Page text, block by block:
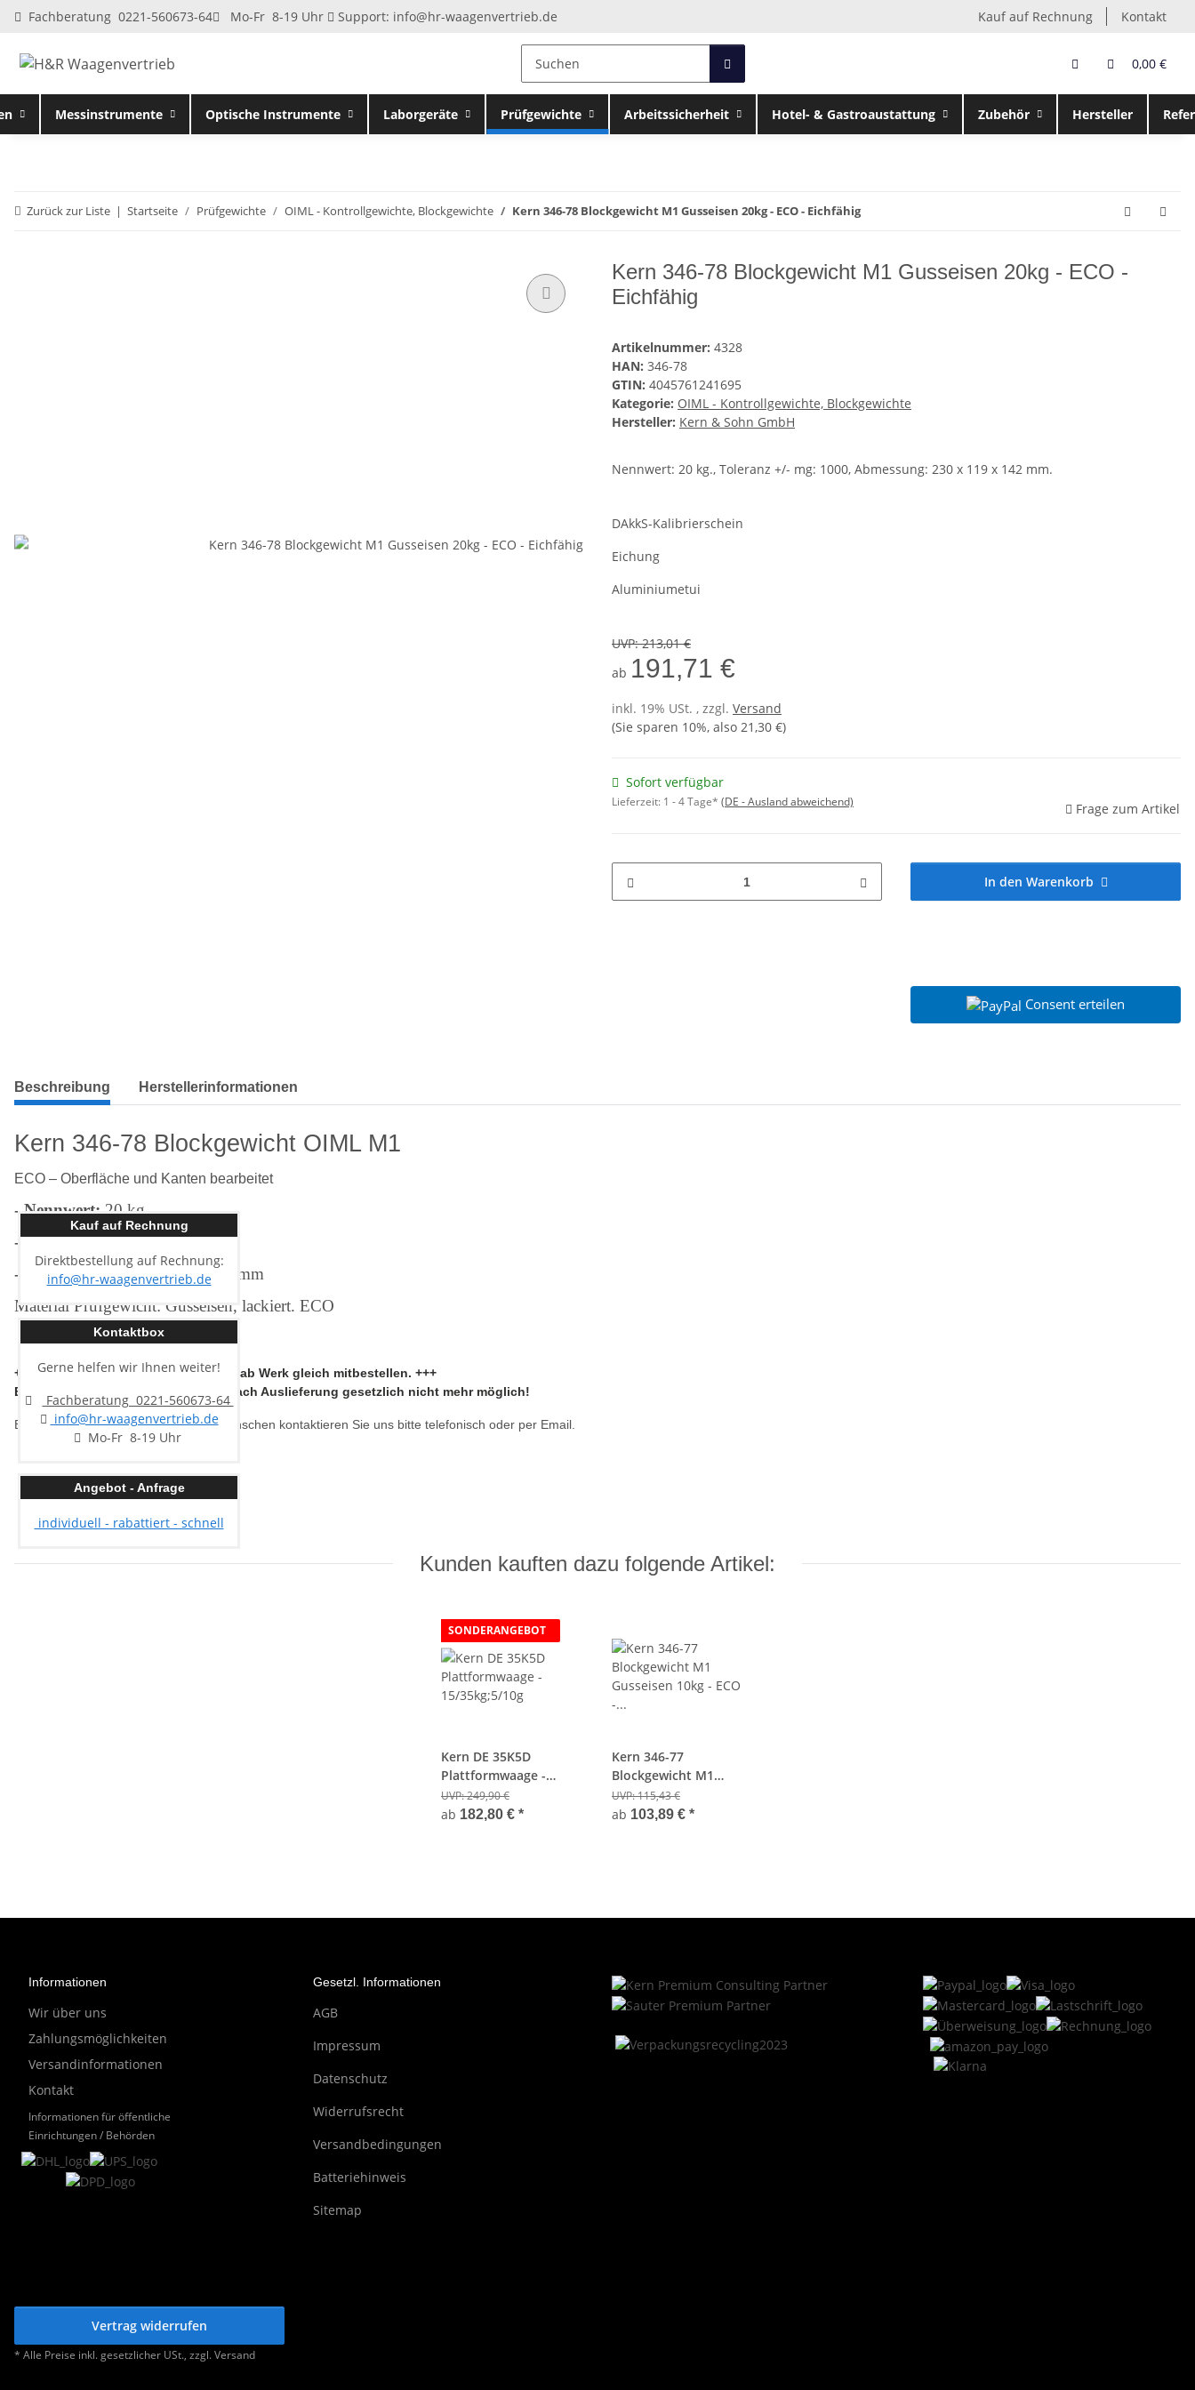
Kauf auf Rechnung Kontakt
Fachberatung 0221-560673-64 Mo-Fr 8-19 Uhr Support: info@hr-waagenvertrieb.de
0,00 €
Messinstrumente Optische Instrumente Laborgeräte Prüfgewichte Arbeitssicherheit Hotel- & Gastroaustattung Zubehör Hersteller
Kontaktbox
Gerne helfen wir Ihnen weiter!
Fachberatung 0221-560673-64
info@hr-waagenvertrieb.de
Mo-Fr 8-19 Uhr
Kauf auf Rechnung
Direktbestellung auf Rechnung:
info@hr-waagenvertrieb.de
Angebot - Anfrage
individuell - rabattiert - schnell
Zurück zur Liste Startseite Prüfgewichte OIML - Kontrollgewichte, Blockgewichte Kern 346-78 Blockgewicht M1 Gusseisen 20kg - ECO - Eichfähig
Kern 346-78 Blockgewicht M1 Gusseisen 20kg - ECO -
Eichfähig
Artikelnummer: 4328
HAN: 346-78
GTIN: 4045761241695
Kategorie: OIML - Kontrollgewichte, Blockgewichte
Hersteller: Kern & Sohn GmbH
Nennwert: 20 kg., Toleranz +/- mg: 1000, Abmessung: 230 x 119 x 142 mm.
DAkkS-Kalibrierschein
Eichung
Aluminiumetui
UVP:213,01 €
ab 191,71 €
inkl. 19% USt. , zzgl. Versand
(Sie sparen 10%, also 21,30 €)
Sofort verfügbar
Lieferzeit: 1 - 4 Tage* (DE - Ausland abweichend) Frage zum Artikel
In den Warenkorb
Consent erteilen
Beschreibung Herstellerinformationen
Kern 346-78 Blockgewicht OIML M1
ECO – Oberfläche und Kanten bearbeitet
- Nennwert:20 kg
- Toleranz +/- mg:1000
-
Abmessung:230 x 119 x 142 mm
Material Prüfgewicht: Gusseisen, lackiert. ECO
+++ Bei Eichwunsch die Ersteichung ab Werk gleich mitbestellen. +++
Eine nachträgliche Ersteichung ist nach Auslieferung gesetzlich nicht mehr möglich!
Bei weiteren Fragen oder Beratungswünschen kontaktieren Sie uns bitte telefonisch oder per Email.
Kunden kauften dazu folgende Artikel:
SONDERANGEBOT
Kern DE 35K5D
Plattformwaage -
15/35kg;5/10g
UVP:249,90 €
ab 182,80 € *
Kern 346-77
Blockgewicht M1
Gusseisen 10kg - ECO -
Eichfähig
UVP:115,43 €
ab 103,89 € *
Informationen
Wir über uns
Zahlungsmöglichkeiten
Versandinformationen
Kontakt
Informationen für öffentliche
Einrichtungen / Behörden
Gesetzl. Informationen
AGB
Impressum
Datenschutz
Widerrufsrecht
Versandbedingungen
Batteriehinweis
Sitemap
Vertrag widerrufen
* Alle Preise inkl. gesetzlicher USt., zzgl.Versand